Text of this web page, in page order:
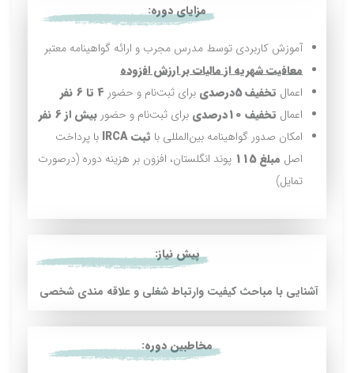
مزایای دوره:
آموزش کاربردی توسط مدرس مجرب و ارائه گواهینامه معتبر
معافیت شهریه از مالیات بر ارزش افزوده
اعمال تخفیف5درصدی برای ثبت‌نام و حضور 4 تا 6 نفر
اعمال تخفیف 10درصدی برای ثبت‌نام و حضور بیش از 6 نفر
امکان صدور گواهینامه بین‌المللی با ثبتIRCA با پرداخت
اصل مبلغ 115
پوند انگلستان، افزون بر هزینه دوره (درصورت
تمایل)
پیش نیاز:
آشنایی با مباحث کیفیت وارتباط شغلی و علاقه مندی شخصی
مخاطبین دوره: